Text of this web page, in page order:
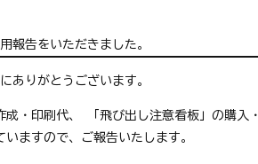
報告をいただきました。
ありがとうございます。
・印刷代、 「飛び出し注意看板」の購入・
ますので、ご報告いたします。